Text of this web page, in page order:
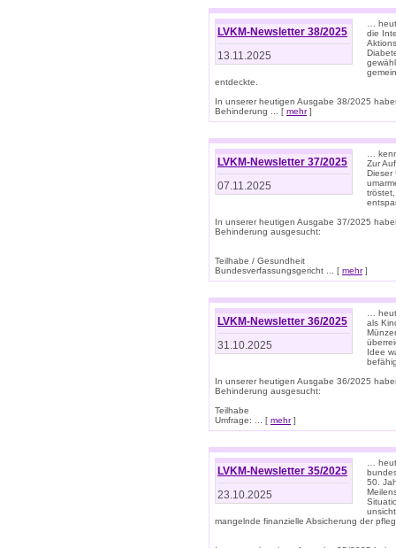
LVKM-Newsletter 38/2025
13.11.2025
…
die
entdeckte.
In unserer heutigen Ausgabe 38/2025
Behinderung ... [ mehr]
LVKM-Newsletter 37/2025
07.11.2025
…
Zur
Dieser
In unserer heutigen Ausgabe 37/2025
Behinderung ausgesucht:
Teilhabe / Gesundheit
Bundesverfassungsgericht ... [ mehr]
LVKM-Newsletter 36/2025
31.10.2025
…
als
Idee
In unserer heutigen Ausgabe 36/2025
Behinderung ausgesucht:
Teilhabe
Umfrage: ... [ mehr]
LVKM-Newsletter 35/2025
23.10.2025
…
50.
mangelnde finanzielle Absicherung der